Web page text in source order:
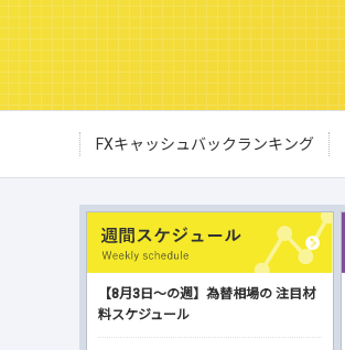
FXキャッシュバックランキング
【8月3日～の週】為替相場の 注目材
料スケジュール